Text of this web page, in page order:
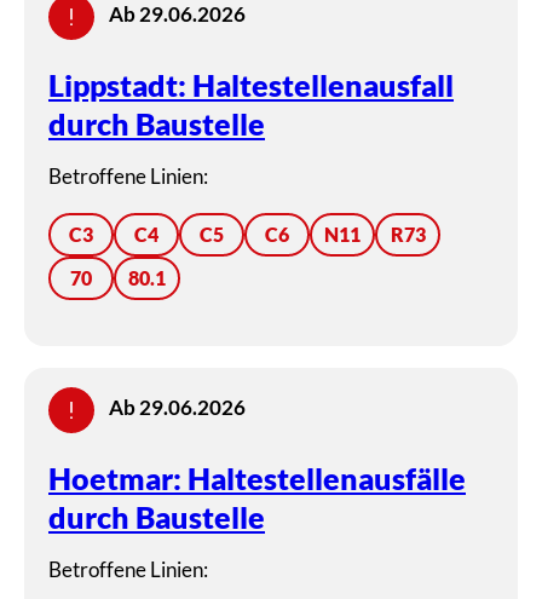
Ab 29.06.2026
Lippstadt: Haltestellenausfall
durch Baustelle
Betroffene Linien:
C3 C4 C5 C6 N11
R73
70
80.1
Ab 29.06.2026
Hoetmar: Haltestellenausfälle
durch Baustelle
Betroffene Linien: